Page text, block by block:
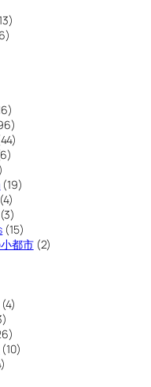
(19)
(15)
都市(2)
(4)
(10)